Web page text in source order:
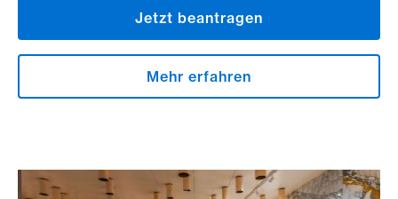
Jetzt beantragen
Mehr erfahren